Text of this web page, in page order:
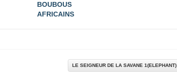
BOUBOUS
AFRICAINS
LE SEIGNEUR DE LA SAVANE 1(ELEPHANT)